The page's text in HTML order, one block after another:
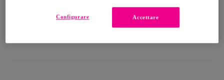
Accettare
Configurare